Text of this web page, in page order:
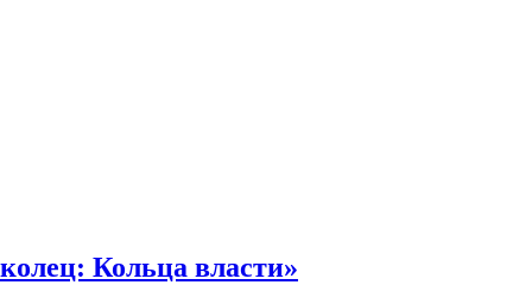
Кольца власти»